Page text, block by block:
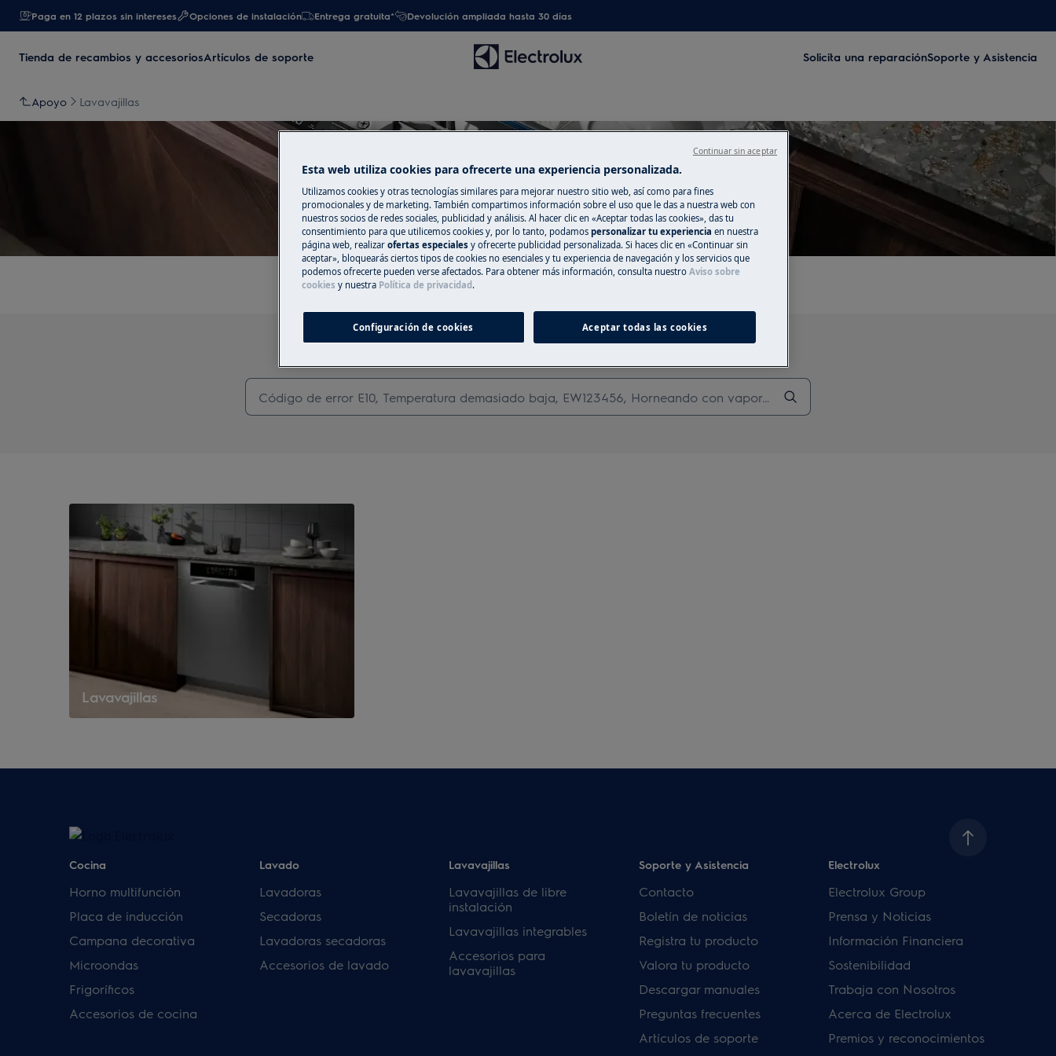
Paga en 12 plazos sin intereses Opciones de instalación Entrega gratuita* Devolución ampliada hasta 30 días
Tienda de recambios y accesoriosArtículos de soporte Solicita una reparaciónSoporte y Asistencia
Apoyo Lavavajillas
Apoyo para Lavavajillas
Lavavajillas
Cocina
Horno multifunción
Placa de inducción
Campana decorativa
Microondas
Frigoríficos
Accesorios de cocina
Lavado
Lavadoras
Secadoras
Lavadoras secadoras
Accesorios de lavado
Lavavajillas
Lavavajillas de libre
instalación
Lavavajillas integrables
Accesorios para
lavavajillas
Soporte y Asistencia
Contacto
Boletín de noticias
Registra tu producto
Valora tu producto
Descargar manuales
Preguntas frecuentes
Artículos de soporte
Electrolux
Electrolux Group
Prensa y Noticias
Información Financiera
Sostenibilidad
Trabaja con Nosotros
Acerca de Electrolux
Premios y reconocimientos
Esta web utiliza cookies para ofrecerte una experiencia personalizada.
Utilizamos cookies y otras tecnologías similares para mejorar nuestro sitio web, así como para fines
promocionales y de marketing. También compartimos información sobre el uso que le das a nuestra web con
nuestros socios de redes sociales, publicidad y análisis. Al hacer clic en «Aceptar todas las cookies», das tu
consentimiento para que utilicemos cookies y, por lo tanto, podamos personalizar tu experiencia en nuestra
página web, realizar ofertas especiales y ofrecerte publicidad personalizada. Si haces clic en «Continuar sin
aceptar», bloquearás ciertos tipos de cookies no esenciales y tu experiencia de navegación y los servicios que
podemos ofrecerte pueden verse afectados. Para obtener más información, consulta nuestro Aviso sobre
cookies y nuestra Política de privacidad .
Configuración de cookies Aceptar todas las cookies
Continuar sin aceptar